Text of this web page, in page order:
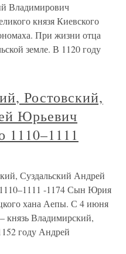
Владимирович
князя Киевского
При жизни отца
земле. В 1120 году
Ростовский,
Юрьевич
1110–1111
Суздальский Андрей
-1174 Сын Юрия
хана Аепы. С 4 июня
князь Владимирский,
году Андрей